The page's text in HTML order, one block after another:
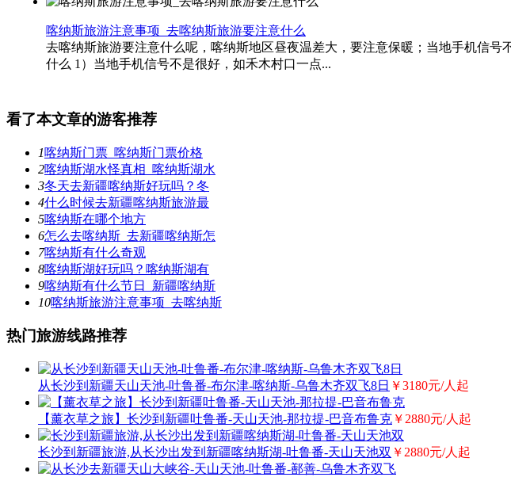
喀纳斯旅游注意事项_去喀纳斯旅游要注意什么
去喀纳斯旅游要注意什么呢，喀纳斯地区昼夜温差大，要注意保暖；当地手机信
什么 1）当地手机信号不是很好，如禾木村口一点...
看了本文章的游客推荐
1喀纳斯门票_喀纳斯门票价格
2喀纳斯湖水怪真相_喀纳斯湖水
3冬天去新疆喀纳斯好玩吗？冬
4什么时候去新疆喀纳斯旅游最
5喀纳斯在哪个地方
6怎么去喀纳斯_去新疆喀纳斯怎
7喀纳斯有什么奇观
8喀纳斯湖好玩吗？喀纳斯湖有
9喀纳斯有什么节日_新疆喀纳斯
10喀纳斯旅游注意事项_去喀纳斯
热门旅游线路推荐
从长沙到新疆天山天池-吐鲁番-布尔津-喀纳斯-乌鲁木齐双飞8日 ￥3180元/人起
【薰衣草之旅】长沙到新疆吐鲁番-天山天池-那拉提-巴音布鲁克 ￥2880元/人起
长沙到新疆旅游,从长沙出发到新疆喀纳斯湖-吐鲁番-天山天池双 ￥2880元/人起